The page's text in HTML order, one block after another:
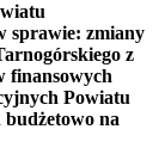
sprawie: zmiany
z
finansowych
Powiatu
na